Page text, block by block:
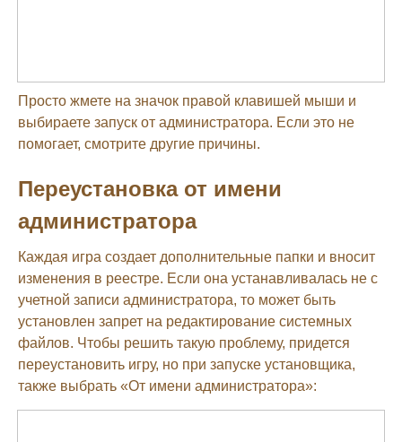
Просто жмете на значок правой клавишей мыши и
выбираете запуск от администратора. Если это не
помогает, смотрите другие причины.
Переустановка от имени
администратора
Каждая игра создает дополнительные папки и вносит
изменения в реестре. Если она устанавливалась не с
учетной записи администратора, то может быть
установлен запрет на редактирование системных
файлов. Чтобы решить такую проблему, придется
переустановить игру, но при запуске установщика,
также выбрать «От имени администратора»: